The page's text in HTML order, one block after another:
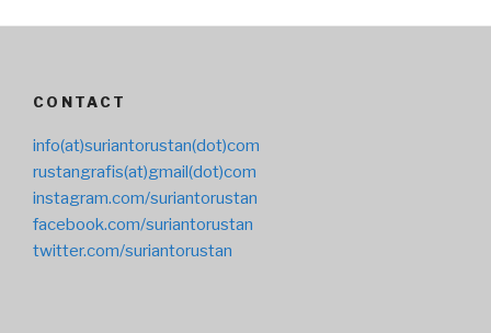
CONTACT
info(at)suriantorustan(dot)com
rustangrafis(at)gmail(dot)com
instagram.com/suriantorustan
facebook.com/suriantorustan
twitter.com/suriantorustan